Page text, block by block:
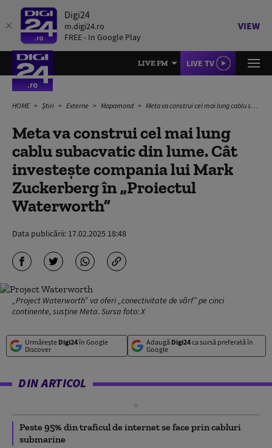
Digi24
m.digi24.ro
FREE - In Google Play
VIEW
LIVE FM LIVE TV
HOME Știri Externe Mapamond Meta va construi cel mai lung cablu subacvatic din lume. Cât investește compania lui Mark Zuckerberg în „Proiectul Waterworth”
Meta va construi cel mai lung
cablu subacvatic din lume. Cât
investește compania lui Mark
Zuckerberg în „Proiectul
Waterworth”
Data publicării: 17.02.2025 18:48
„Project Waterworth” va oferi „conectivitate de vârf” pe cinci
continente, susține Meta. Sursa foto: X
Urmărește Digi24în Google
Discover
Adaugă Digi24ca sursă preferată în
Google
DIN ARTICOL
Peste 95% din traficul de internet se face prin cabluri
submarine